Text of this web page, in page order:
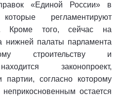
«Единой России» в
регламентируют
Кроме того, сейчас на
нижней палаты парламента
строительству и
законопроект,
партии, согласно которому
остается